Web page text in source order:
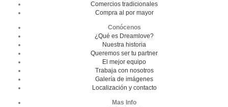
Comercios tradicionales
Compra al por mayor
Conócenos
¿Qué es Dreamlove?
Nuestra historia
Queremos ser tu partner
El mejor equipo
Trabaja con nosotros
Galería de imágenes
Localización y contacto
Mas Info